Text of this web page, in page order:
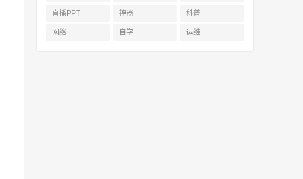
直播PPT 神器 科普
网络 自学 运维